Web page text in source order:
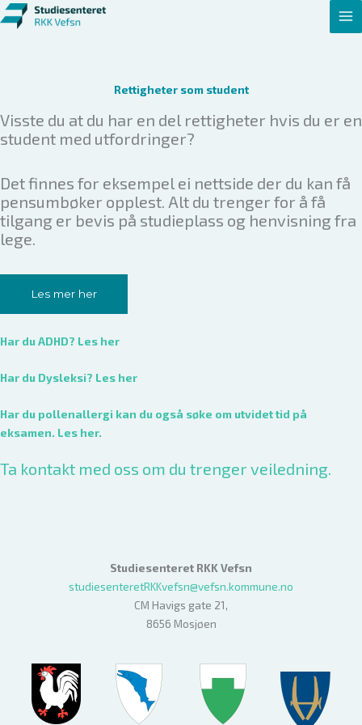
Hopp
rett
Rettigheter som student
Visste du at du har en del rettigheter hvis du er en
student med utfordringer?
Det finnes for eksempel ei nettside der du kan få
pensumbøker opplest. Alt du trenger for å få
tilgang er bevis på studieplass og henvisning fra
lege.
Les mer her
Har du ADHD? Les her
Har du Dysleksi? Les her
Har du pollenallergi kan du også søke om utvidet tid på
eksamen. Les her.
Ta kontakt med oss om du trenger veiledning.
Studiesenteret RKK Vefsn
studiesenteretRKKvefsn@vefsn.kommune.no
CM Havigs gate 21,
8656 Mosjøen